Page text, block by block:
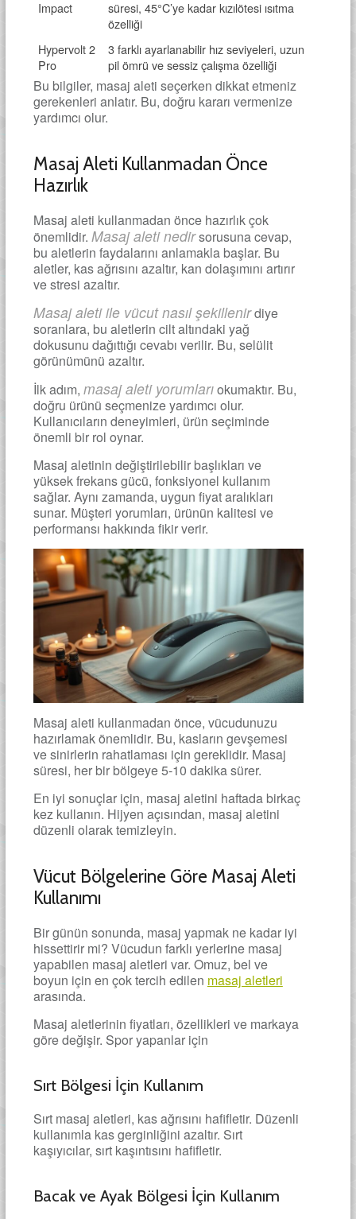
Impact
süresi, 45°C’ye kadar kızılötesi ısıtma
özelliği
Hypervolt 2
Pro
3 farklı ayarlanabilir hız seviyeleri, uzun
pil ömrü ve sessiz çalışma özelliği
Bu bilgiler, masaj aleti seçerken dikkat etmeniz
gerekenleri anlatır. Bu, doğru kararı vermenize
yardımcı olur.
Masaj Aleti Kullanmadan Önce
Hazırlık
Masaj aleti kullanmadan önce hazırlık çok
önemlidir. Masaj aleti nedirsorusuna cevap,
bu aletlerin faydalarını anlamakla başlar. Bu
aletler, kas ağrısını azaltır, kan dolaşımını artırır
ve stresi azaltır.
Masaj aleti ile vücut nasıl şekillenirdiye
soranlara, bu aletlerin cilt altındaki yağ
dokusunu dağıttığı cevabı verilir. Bu, selülit
görünümünü azaltır.
İlk adım, masaj aleti yorumlarıokumaktır. Bu,
doğru ürünü seçmenize yardımcı olur.
Kullanıcıların deneyimleri, ürün seçiminde
önemli bir rol oynar.
Masaj aletinin değiştirilebilir başlıkları ve
yüksek frekans gücü, fonksiyonel kullanım
sağlar. Aynı zamanda, uygun fiyat aralıkları
sunar. Müşteri yorumları, ürünün kalitesi ve
performansı hakkında fikir verir.
Masaj aleti kullanmadan önce, vücudunuzu
hazırlamak önemlidir. Bu, kasların gevşemesi
ve sinirlerin rahatlaması için gereklidir. Masaj
süresi, her bir bölgeye 5-10 dakika sürer.
En iyi sonuçlar için, masaj aletini haftada birkaç
kez kullanın. Hijyen açısından, masaj aletini
düzenli olarak temizleyin.
Vücut Bölgelerine Göre Masaj Aleti
Kullanımı
Bir günün sonunda, masaj yapmak ne kadar iyi
hissettirir mi? Vücudun farklı yerlerine masaj
yapabilen masaj aletleri var. Omuz, bel ve
boyun için en çok tercih edilen masaj aletleri
arasında.
Masaj aletlerinin fiyatları, özellikleri ve markaya
göre değişir. Spor yapanlar için
Sırt Bölgesi İçin Kullanım
Sırt masaj aletleri, kas ağrısını hafifletir. Düzenli
kullanımla kas gerginliğini azaltır. Sırt
kaşıyıcılar, sırt kaşıntısını hafifletir.
Bacak ve Ayak Bölgesi İçin Kullanım